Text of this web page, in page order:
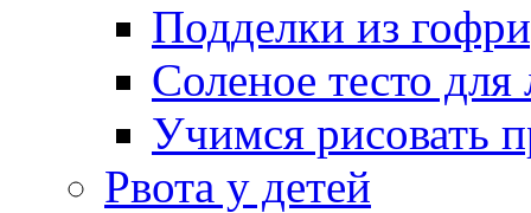
Подделки из
Соленое тесто для
Учимся рисовать
Рвота у детей